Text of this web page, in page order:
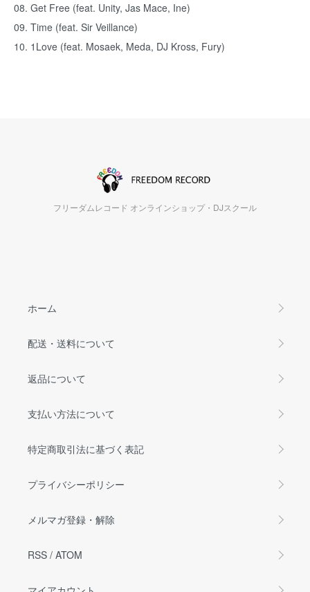
08. Get Free (feat. Unity, Jas Mace, Ine)
09. Time (feat. Sir Veillance)
10. 1Love (feat. Mosaek, Meda, DJ Kross, Fury)
フリーダムレコード オンラインショップ・DJスクール
ホーム
配送・送料について
返品について
支払い方法について
特定商取引法に基づく表記
プライバシーポリシー
メルマガ登録・解除
RSS / ATOM